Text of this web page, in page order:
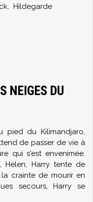
,Hildegarde
NEIGES DU
pied du Kilimandjaro,
de passer de vie à
qui s'est envenimée.
Helen, Harry tente de
crainte de mourir en
secours, Harry se